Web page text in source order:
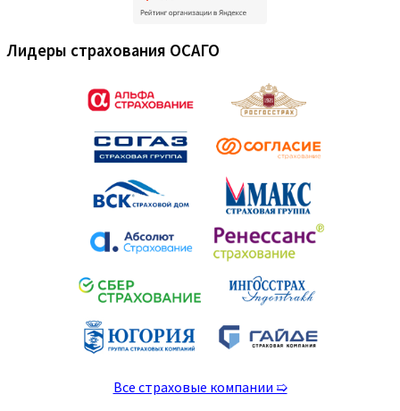
Лидеры страхования ОСАГО
Все страховые компании ➯